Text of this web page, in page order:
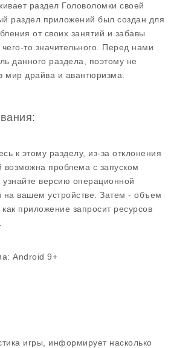
раздел Головоломки своей
раздел приложений был создан для
от своих занятий и забавы
то значительного. Перед нами
данного раздела, поэтому не
мир драйва и авантюризма.
к этому разделу, из-за отклонения
возможна проблема с запуском
версию операционной
на вашем устройстве. Затем - объем
как приложение запросит ресурсов
Android 9+
игры, информирует насколько